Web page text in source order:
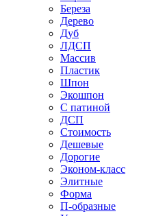
Береза
Дерево
Дуб
ЛДСП
Массив
Пластик
Шпон
Экошпон
С патиной
ДСП
Стоимость
Дешевые
Дорогие
Эконом-класс
Элитные
Форма
П-образные